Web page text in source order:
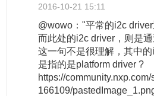
2016-10-21 15:11
@wowo："平常的i2c
而此处的i2c driver，则是
这一句不是很理解，其中
是指的是platform driver ?
https://
166109/